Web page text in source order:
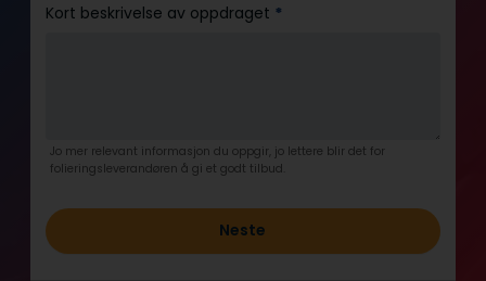
Kort beskrivelse av oppdraget *
Jo mer relevant informasjon du oppgir, jo lettere blir det for
folieringsleverandøren å gi et godt tilbud.
Neste